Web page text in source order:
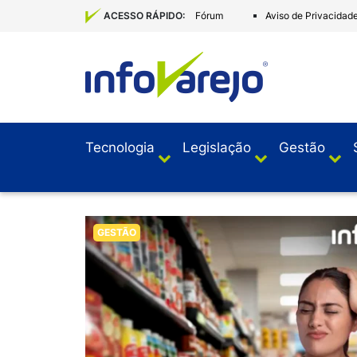
ACESSO RÁPIDO: Fórum Aviso de
Tecnologia Legislação Gestão
GESTÃO